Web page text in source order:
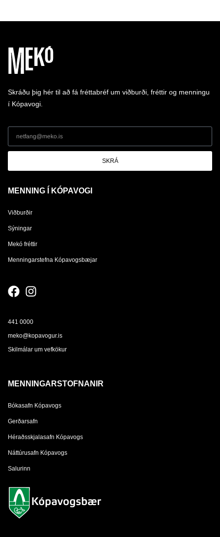
Skráðu þig hér til að fá fréttabréf um viðburði, fréttir og menningu
í Kópavogi.
SKRÁ
MENNING Í KÓPAVOGI
Viðburðir
Sýningar
Mekó fréttir
Menningarstefna Kópavogsbæjar
441 0000
meko@kopavogur.is
Skilmálar um vefkökur
MENNINGARSTOFNANIR
Bókasafn Kópavogs
Gerðarsafn
Héraðsskjalasafn Kópavogs
Náttúrusafn Kópavogs
Salurinn